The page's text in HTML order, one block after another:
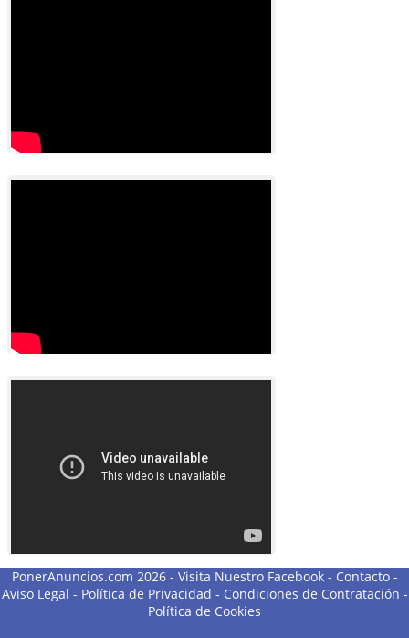
PonerAnuncios.com 2026 - Visita Nuestro Facebook- Contacto-
Aviso Legal - Política de Privacidad - Condiciones de Contratación -
Política de Cookies